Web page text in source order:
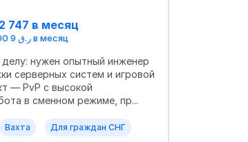
747 в месяц
ر.ق 9 000 - ر.ق 10 000 в месяц
нужен опытный инженер
серверных систем и игровой
— PvP с высокой
в сменном режиме, пр...
Вахта Для граждан СНГ